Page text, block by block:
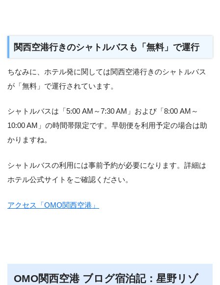
関西空港行きのシャトルバスも「無料」で運行
ちなみに、ホテル発に関しては関西空港行きのシャトルバス
が「無料」で運行されています。
シャトルバスは「5:00 AM～7:30 AM」および「8:00 AM～
10:00 AM」の時間帯限定です。早朝便を利用予定の場合は助
かりますね。
シャトルバスの利用には事前予約が必要になります。詳細は
ホテル公式サイトをご確認ください。
アクセス「OMO関西空港」
OMO関西空港 ブログ宿泊記：星野リゾ